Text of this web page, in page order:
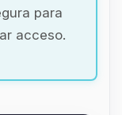
para
acceso.